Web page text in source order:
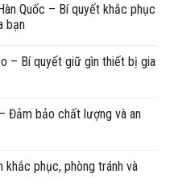
Quốc – Bí quyết khắc phục
bạn
– Bí quyết giữ gìn thiết bị gia
Đảm bảo chất lượng và an
khắc phục, phòng tránh và